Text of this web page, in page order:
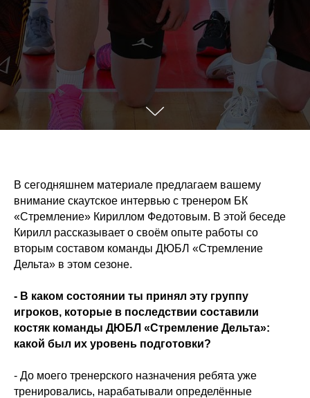
В сегодняшнем материале предлагаем вашему
внимание скаутское интервью с тренером БК
«Стремление» Кириллом Федотовым. В этой беседе
Кирилл рассказывает о своём опыте работы со
вторым составом команды ДЮБЛ «Стремление
Дельта» в этом сезоне.
- В каком состоянии ты принял эту группу
игроков, которые в последствии составили
костяк команды ДЮБЛ «Стремление Дельта»:
какой был их уровень подготовки?
- До моего тренерского назначения ребята уже
тренировались, нарабатывали определённые